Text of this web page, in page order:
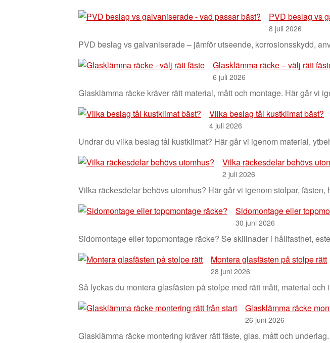
PVD beslag vs
8 juli 2026
PVD beslag vs galvaniserade – jämför utseende, korrosionsskydd,
Glasklämma räcke – välj rätt
6 juli 2026
Glasklämma räcke kräver rätt material, mått och montage. Här går vi
Vilka beslag tål kustklimat bäst?
4 juli 2026
Undrar du vilka beslag tål kustklimat? Här går vi igenom material,
Vilka räckesdelar behövs
2 juli 2026
Vilka räckesdelar behövs utomhus? Här går vi igenom stolpar,
Sidomontage eller
30 juni 2026
Sidomontage eller toppmontage räcke? Se skillnader i hållfasthet,
Montera glasfästen på stolpe rätt
28 juni 2026
Så lyckas du montera glasfästen på stolpe med rätt mått, material
Glasklämma räcke
26 juni 2026
Glasklämma räcke montering kräver rätt fäste, glas, mått och